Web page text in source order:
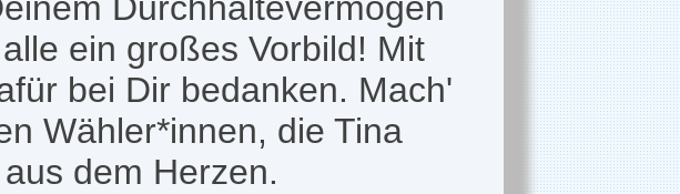
Durchhaltevermögen
ein großes Vorbild! Mit
bei Dir bedanken. Mach'
Wähler*innen, die Tina
dem Herzen.